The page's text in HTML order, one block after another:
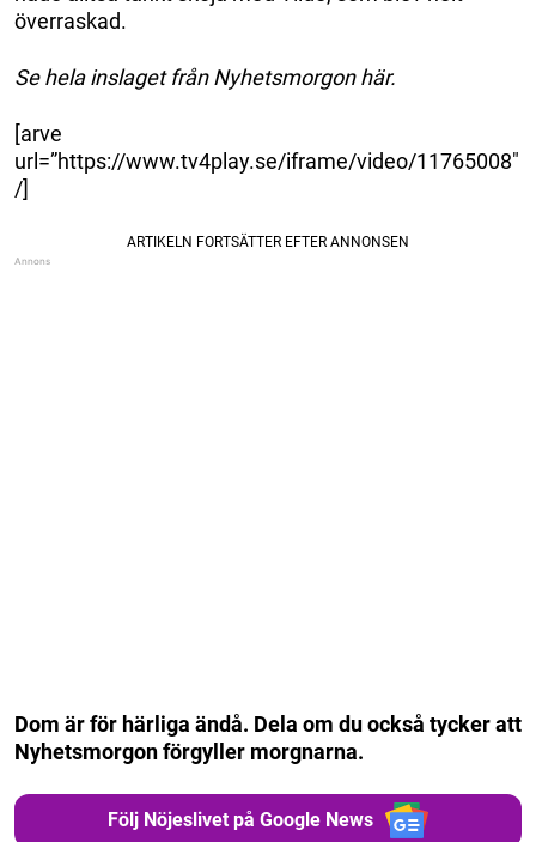
överraskad.
Se hela inslaget från Nyhetsmorgon här.
[arve
url=”https://www.tv4play.se/iframe/video/11765008″
/]
Dom är för härliga ändå. Dela om du också tycker att
Nyhetsmorgon förgyller morgnarna.
Följ Nöjeslivet på Google News